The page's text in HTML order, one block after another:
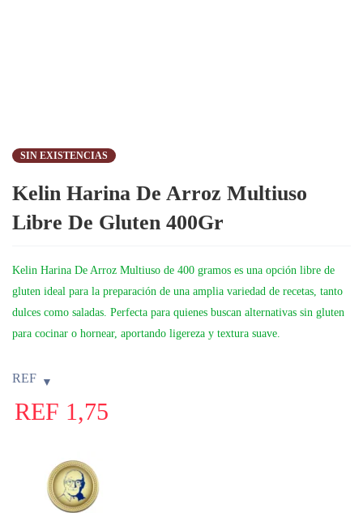
SIN EXISTENCIAS
Kelin Harina De Arroz Multiuso
Libre De Gluten 400Gr
Kelin Harina De Arroz Multiuso de 400 gramos es una opción libre de
gluten ideal para la preparación de una amplia variedad de recetas, tanto
dulces como saladas. Perfecta para quienes buscan alternativas sin gluten
para cocinar o hornear, aportando ligereza y textura suave.
REF
REF 1,75